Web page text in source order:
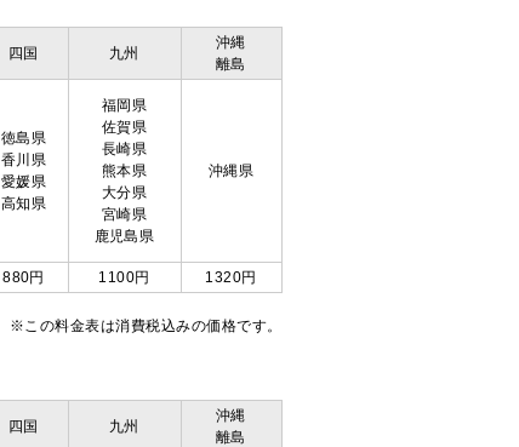
四国 九州
沖縄
離島
徳島県
香川県
愛媛県
高知県
福岡県
佐賀県
長崎県
熊本県
大分県
宮崎県
鹿児島県
沖縄県
880円 1100円 1320円
※この料金表は消費税込みの価格です。
四国 九州
沖縄
離島